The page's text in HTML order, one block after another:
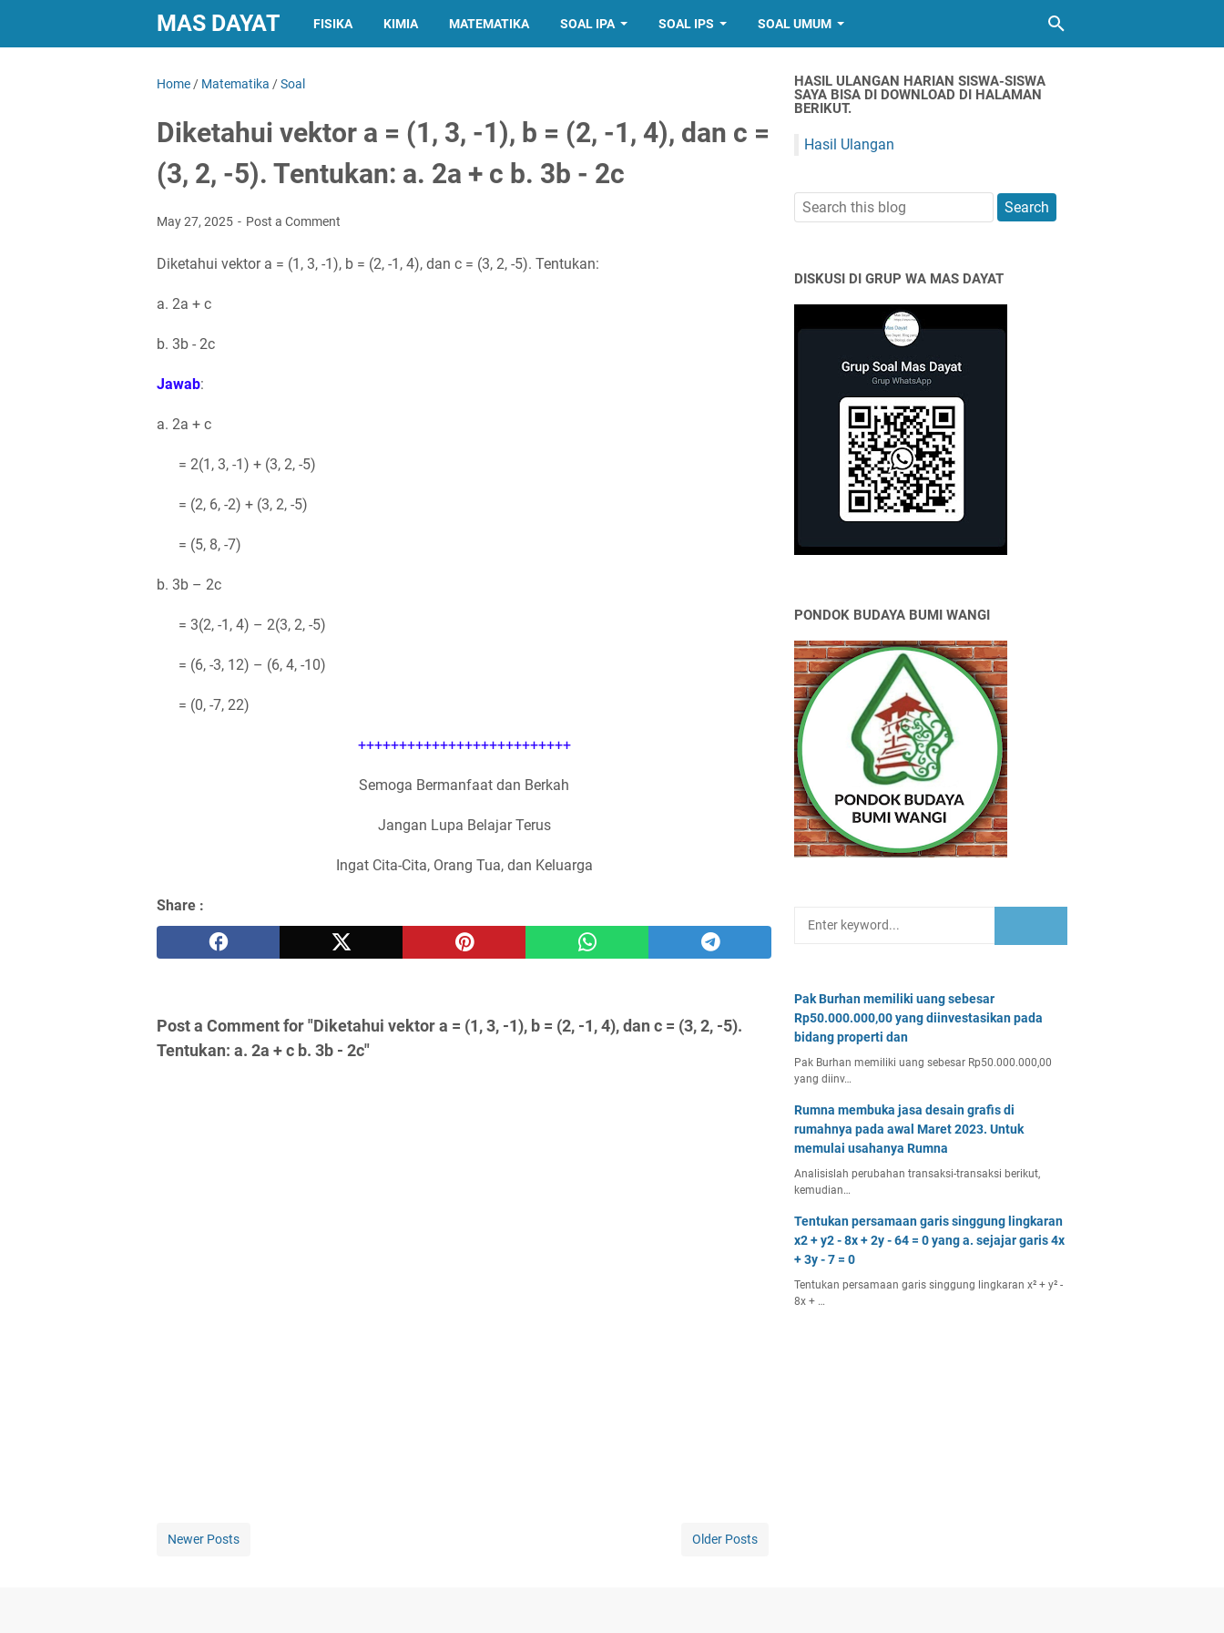
MAS DAYAT FISIKA KIMIA MATEMATIKA SOAL IPA SOAL IPS SOAL UMUM
Home / Matematika /Soal
Diketahui vektor a = (1, 3, -1), b = (2, -1, 4), dan c =
(3, 2, -5). Tentukan: a. 2a + c b. 3b - 2c
May 27, 2025 Post a Comment
Diketahui vektor a = (1, 3, -1), b = (2, -1, 4), dan c = (3, 2, -5). Tentukan:
a. 2a + c
b. 3b - 2c
Jawab:
a. 2a + c
= 2(1, 3, -1) + (3, 2, -5)
= (2, 6, -2) + (3, 2, -5)
= (5, 8, -7)
b. 3b – 2c
= 3(2, -1, 4) – 2(3, 2, -5)
= (6, -3, 12) – (6, 4, -10)
= (0, -7, 22)
++++++++++++++++++++++++++
Semoga Bermanfaat dan Berkah
Jangan Lupa Belajar Terus
Ingat Cita-Cita, Orang Tua, dan Keluarga
Share :
Post a Comment for "Diketahui vektor a = (1, 3, -1), b = (2, -1, 4), dan c = (3, 2, -5).
Tentukan: a. 2a + c b. 3b - 2c"
Newer Posts Older Posts
HASIL ULANGAN HARIAN SISWA-SISWA
SAYA BISA DI DOWNLOAD DI HALAMAN
BERIKUT.
Hasil Ulangan
DISKUSI DI GRUP WA MAS DAYAT
PONDOK BUDAYA BUMI WANGI
Pak Burhan memiliki uang sebesar
Rp50.000.000,00 yang diinvestasikan pada
bidang properti dan
Pak Burhan memiliki uang sebesar Rp50.000.000,00
yang diinv…
Rumna membuka jasa desain grafis di
rumahnya pada awal Maret 2023. Untuk
memulai usahanya Rumna
Analisislah perubahan transaksi-transaksi berikut,
kemudian…
Tentukan persamaan garis singgung lingkaran
x2 + y2 - 8x + 2y - 64 = 0 yang a. sejajar garis 4x
+ 3y - 7 = 0
Tentukan persamaan garis singgung lingkaran x² + y² -
8x + …